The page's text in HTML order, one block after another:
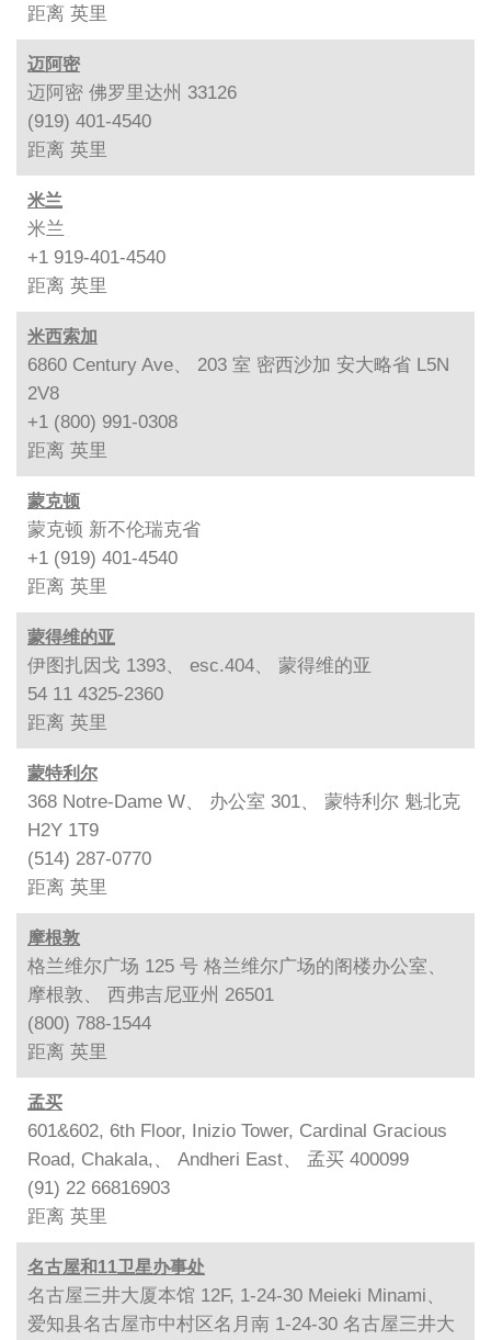
距离 英里
迈阿密
迈阿密 佛罗里达州 33126
(919) 401-4540
距离 英里
米兰
米兰
+1 919-401-4540
距离 英里
米西索加
6860 Century Ave、 203 室 密西沙加 安大略省 L5N
2V8
+1 (800) 991-0308
距离 英里
蒙克顿
蒙克顿 新不伦瑞克省
+1 (919) 401-4540
距离 英里
蒙得维的亚
伊图扎因戈 1393、 esc.404、 蒙得维的亚
54 11 4325-2360
距离 英里
蒙特利尔
368 Notre-Dame W、 办公室 301、 蒙特利尔 魁北克
H2Y 1T9
(514) 287-0770
距离 英里
摩根敦
格兰维尔广场 125 号 格兰维尔广场的阁楼办公室、
摩根敦、 西弗吉尼亚州 26501
(800) 788-1544
距离 英里
孟买
601&602, 6th Floor, Inizio Tower, Cardinal Gracious
Road, Chakala,、 Andheri East、 孟买 400099
(91) 22 66816903
距离 英里
名古屋和11卫星办事处
名古屋三井大厦本馆 12F, 1-24-30 Meieki Minami、
爱知县名古屋市中村区名月南 1-24-30 名古屋三井大